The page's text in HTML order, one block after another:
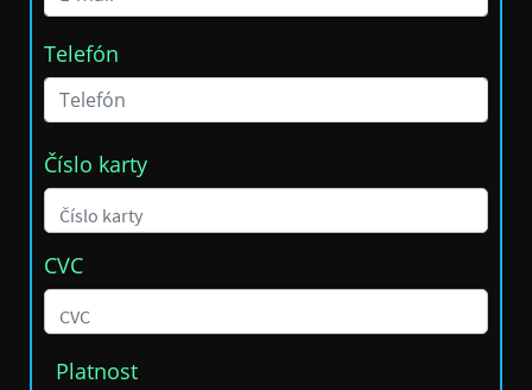
Telefón
Číslo karty
CVC
Platnost